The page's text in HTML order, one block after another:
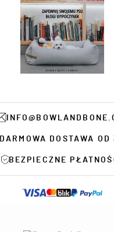
DARMOWA DOSTAWA
BEZPIECZNE